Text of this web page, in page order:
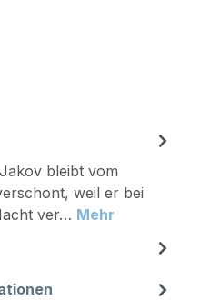
bleibt vom
weil er bei
ver… Mehr